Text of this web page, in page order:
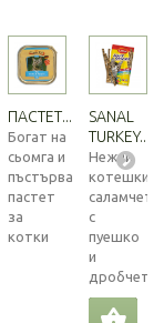
ПАСТЕТ...
Богат на
сьомга и
пъстърва
пастет
за
котки
SANAL
TURKEY...
Нежни
котешки
саламчета
с
пуешко
и